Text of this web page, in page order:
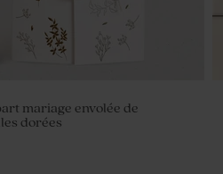
mariage envolée de
dorées